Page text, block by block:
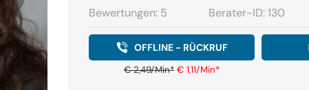
Bewertungen: 5 Berater-ID: 130
OFFLINE - RÜCKRUF
€ 2,49/Min* € 1,11/Min*